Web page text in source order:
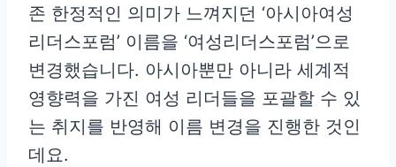
존 한정적인 의미가 느껴지던 ‘아시아여성
리더스포럼’ 이름을 ‘여성리더스포럼’으로
변경했습니다. 아시아뿐만 아니라 세계적
영향력을 가진 여성 리더들을 포괄할 수 있
는 취지를 반영해 이름 변경을 진행한 것인
데요.